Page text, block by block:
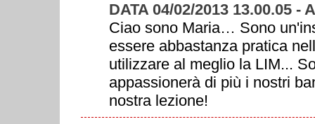
DATA 04/02/2013 13.00.05 -
Ciao sono Maria… Sono
essere abbastanza pratica
utilizzare al meglio la LIM...
appassionerà di più i nostri
nostra lezione!